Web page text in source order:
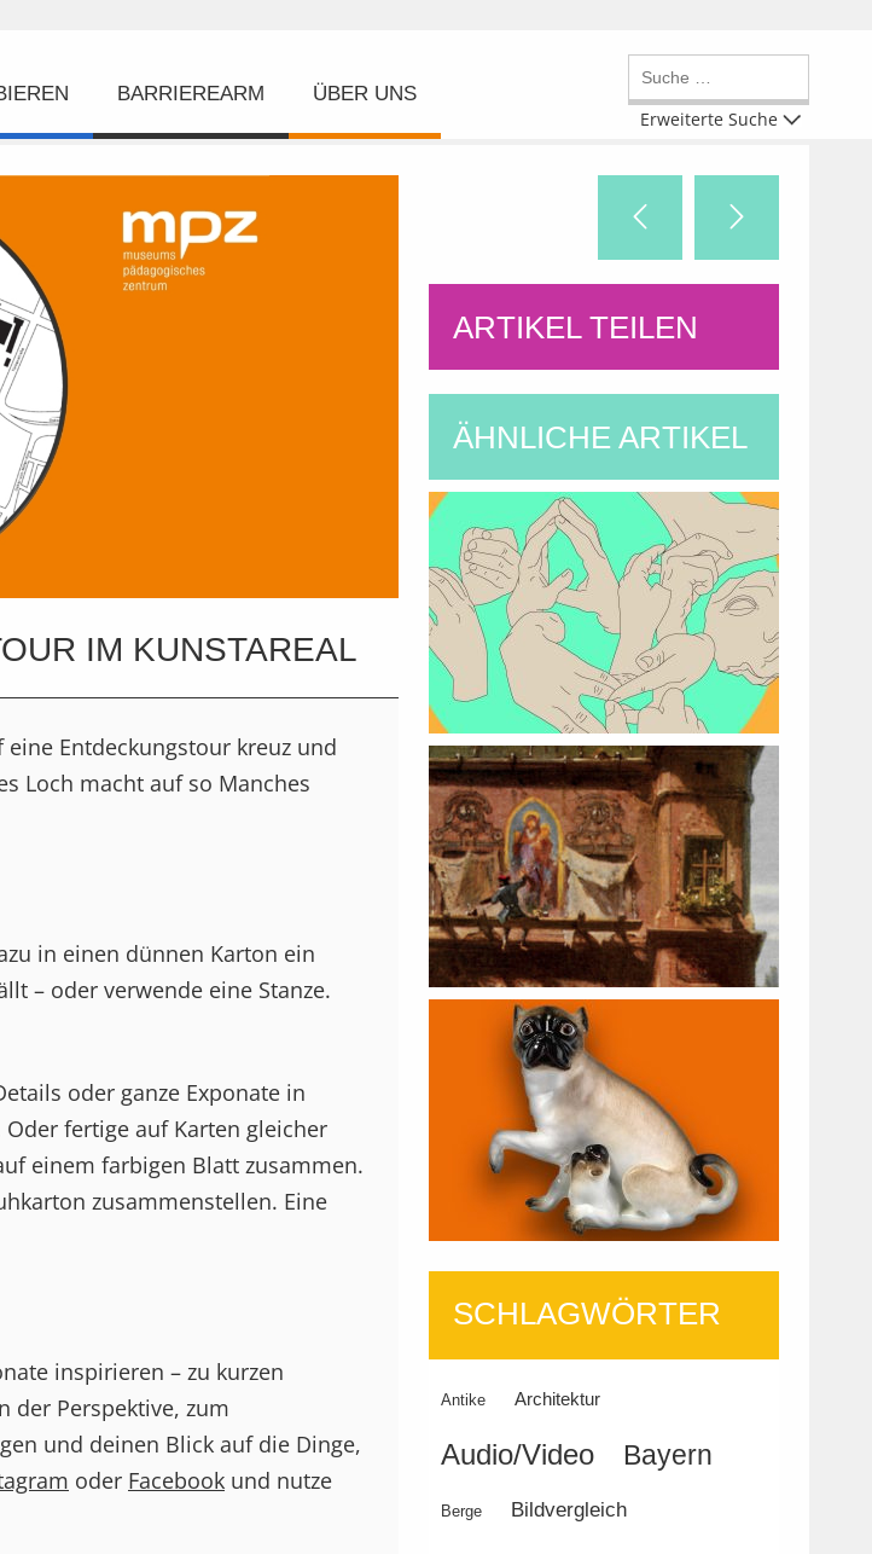
BARRIEREARM
ÜBER UNS
Erweiterte Suche
IM KUNSTAREAL
eine Entdeckungstour kreuz und
Loch macht auf so Manches
in einen dünnen Karton ein
– oder verwende eine Stanze.
oder ganze Exponate in
fertige auf Karten gleicher
einem farbigen Blatt zusammen.
zusammenstellen. Eine
inspirieren – zu kurzen
der Perspektive, zum
und deinen Blick auf die Dinge,
oder Facebook und nutze
ARTIKEL TEILEN
ÄHNLICHE ARTIKEL
SCHLAGWÖRTER
Antike Architektur
Audio/Video Bayern
Berge Bildvergleich